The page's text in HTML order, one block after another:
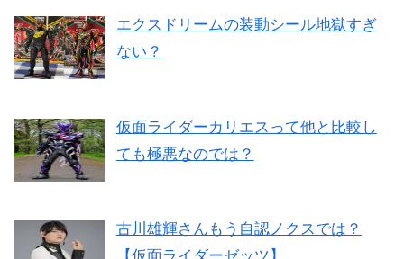
エクスドリームの装動シール地獄すぎ
ない？
仮面ライダーカリエスって他と比較し
ても極悪なのでは？
古川雄輝さんもう自認ノクスでは？